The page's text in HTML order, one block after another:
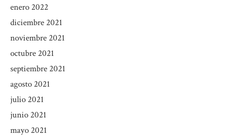
enero 2022
diciembre 2021
noviembre 2021
octubre 2021
septiembre 2021
agosto 2021
julio 2021
junio 2021
mayo 2021